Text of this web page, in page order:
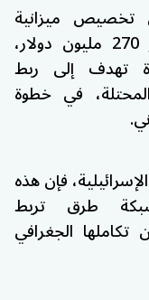
تخصيص ميزانية
تتجاوز مليار شيقل، ما يعادل نحو 270 مليون دولار،
تهدف إلى ربط
في خطوة
فإن هذه
طرق تربط
الجغرافي